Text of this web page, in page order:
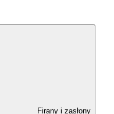
Firany i zasłony